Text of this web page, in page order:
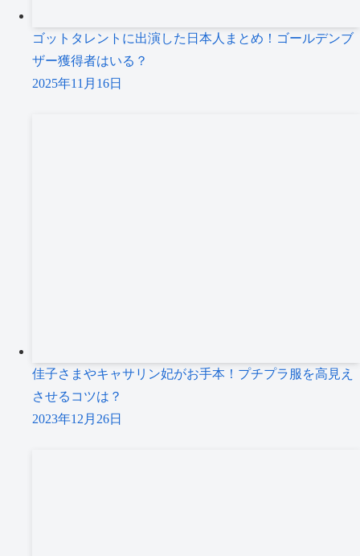
ゴットタレントに出演した日本人まとめ！ゴールデンブ
ザー獲得者はいる？
2025年11月16日
佳子さまやキャサリン妃がお手本！プチプラ服を高見え
させるコツは？
2023年12月26日